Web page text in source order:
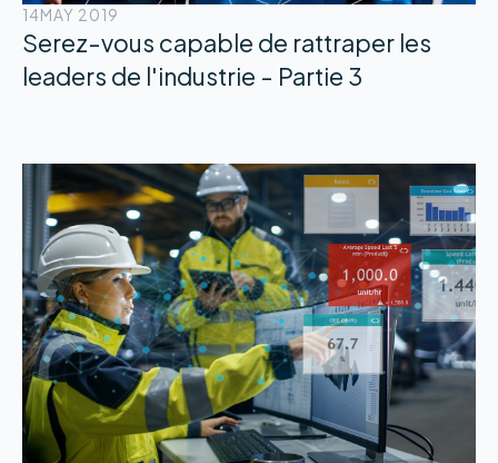
14MAY 2019
Serez-vous capable de rattraper les
leaders de l'industrie - Partie 3